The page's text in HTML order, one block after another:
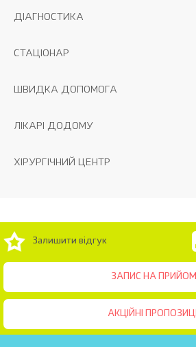
ДІАГНОСТИКА
СТАЦІОНАР
ШВИДКА ДОПОМОГА
ЛІКАРІ ДОДОМУ
ХІРУРГІЧНИЙ ЦЕНТР
ЗАПИС НА ПРИЙОМ
Залишити відгук
АКЦІЙНІ ПРОПОЗИЦІЇ